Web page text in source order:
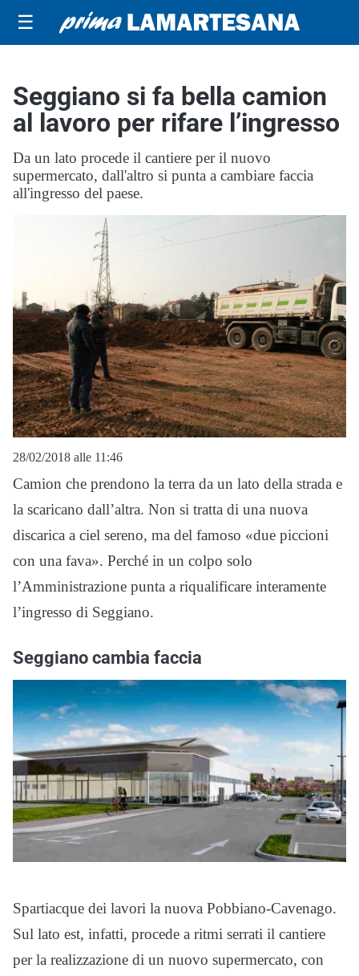
☰
Seggiano si fa bella camion
al lavoro per rifare l’ingresso
Da un lato procede il cantiere per il nuovo
supermercato, dall'altro si punta a cambiare faccia
all'ingresso del paese.
28/02/2018 alle 11:46
Camion che prendono la terra da un lato della strada e
la scaricano dall’altra. Non si tratta di una nuova
discarica a ciel sereno, ma del famoso «due piccioni
con una fava». Perché in un colpo solo
l’Amministrazione punta a riqualificare interamente
l’ingresso di Seggiano.
Seggiano cambia faccia
Spartiacque dei lavori la nuova Pobbiano-Cavenago.
Sul lato est, infatti, procede a ritmi serrati il cantiere
per la realizzazione di un nuovo supermercato, con